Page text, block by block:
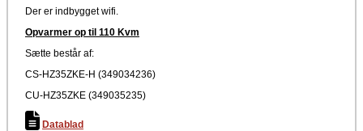
Der er indbygget wifi.
Opvarmer op til 110 Kvm
Sætte består af:
CS-HZ35ZKE-H (349034236)
CU-HZ35ZKE (349035235)
Datablad